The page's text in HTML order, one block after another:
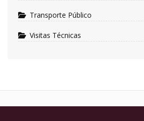
Transporte Público
Visitas Técnicas